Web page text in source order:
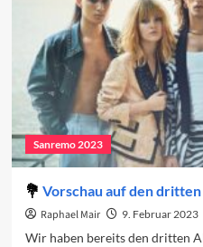
Abend
Sanremo 2023
Vorschau auf den
Raphael Mair 9. Februar 2023
Wir haben bereits den dritten